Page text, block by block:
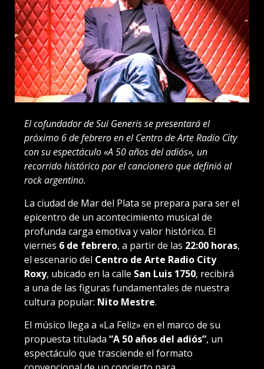
El cofundador de Sui Generis se presentará el
próximo 6 de febrero en el Centro de Arte Radio City
con su espectáculo «A 50 años del adiós», un
recorrido histórico por el cancionero que definió al
rock argentino.
La ciudad de Mar del Plata se prepara para ser el
epicentro de un acontecimiento musical de
profunda carga emotiva y valor histórico. El
viernes 6 de febrero, a partir de las 22:00 horas,
el escenario del Centro de Arte Radio City
Roxy, ubicado en la calle San Luis 1750, recibirá
a una de las figuras fundamentales de nuestra
cultura popular: Nito Mestre.
El músico llega a «La Feliz» en el marco de su
propuesta titulada “A 50 años del adiós”, un
espectáculo que trasciende el formato